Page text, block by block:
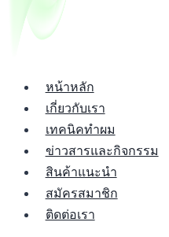
หน้าหลัก
เกี่ยวกับเรา
เทคนิคทำผม
ข่าวสารและกิจกรรม
สินค้าแนะนำ
สมัครสมาชิก
ติดต่อเรา